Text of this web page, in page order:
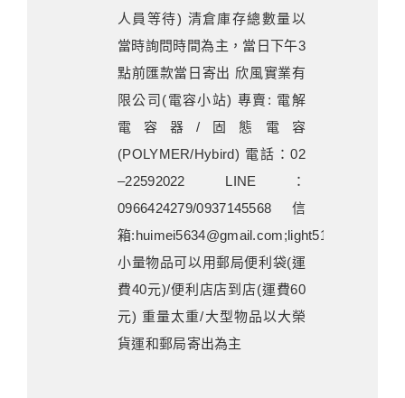
人員等待) 清倉庫存總數量以
當時詢問時間為主，當日下午3
點前匯款當日寄出 欣風實業有
限公司(電容小站) 專賣: 電解
電容器/固態電容
(POLYMER/Hybird) 電話：02
–22592022 LINE：
0966424279/0937145568 信
箱
小量物品可以用郵局便利袋(運
費40元)/便利店店到店(運費60
元) 重量太重/大型物品以大榮
貨運和郵局寄出為主